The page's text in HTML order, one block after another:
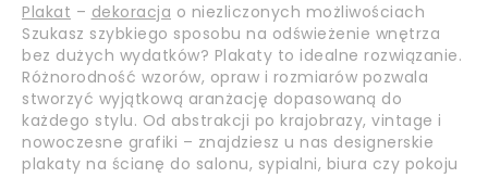
Plakat – dekoracja o niezliczonych możliwościach
Szukasz szybkiego sposobu na odświeżenie wnętrza
bez dużych wydatków? Plakaty to idealne rozwiązanie.
Różnorodność wzorów, opraw i rozmiarów pozwala
stworzyć wyjątkową aranżację dopasowaną do
każdego stylu. Od abstrakcji po krajobrazy, vintage i
nowoczesne grafiki – znajdziesz u nas designerskie
plakaty na ścianę do salonu, sypialni, biura czy pokoju